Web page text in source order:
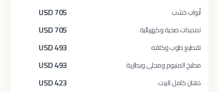
أبواب خشب 705
USD
تمديدات صحية وكهربائية 705
USD
تقطيع طوب وكلفه 493
USD
مطبخ المنيوم ومجلى وبطارية 493
USD
دهان كامل للبيت 423
USD